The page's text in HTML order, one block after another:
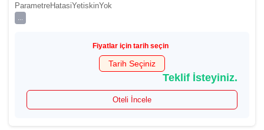
ParametreHatasiYetiskinYok
Fiyatlar için tarih seçin
Tarih Seçiniz
Teklif İsteyiniz.
Oteli İncele